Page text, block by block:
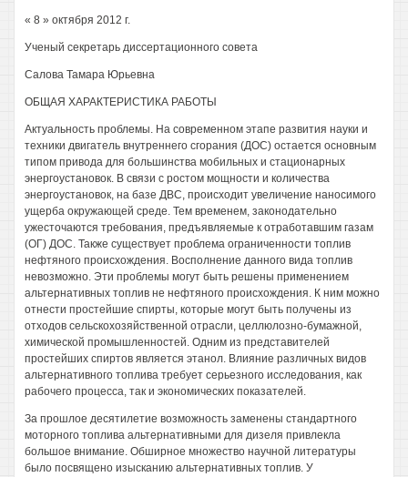
« 8 » октября 2012 г.
Ученый секретарь диссертационного совета
Салова Тамара Юрьевна
ОБЩАЯ ХАРАКТЕРИСТИКА РАБОТЫ
Актуальность проблемы. На современном этапе развития науки и
техники двигатель внутреннего сгорания (ДОС) остается основным
типом привода для большинства мобильных и стационарных
энергоустановок. В связи с ростом мощности и количества
энергоустановок, на базе ДВС, происходит увеличение наносимого
ущерба окружающей среде. Тем временем, законодательно
ужесточаются требования, предъявляемые к отработавшим газам
(ОГ) ДОС. Также существует проблема ограниченности топлив
нефтяного происхождения. Восполнение данного вида топлив
невозможно. Эти проблемы могут быть решены применением
альтернативных топлив не нефтяного происхождения. К ним можно
отнести простейшие спирты, которые могут быть получены из
отходов сельскохозяйственной отрасли, целлюлозно-бумажной,
химической промышленностей. Одним из представителей
простейших спиртов является этанол. Влияние различных видов
альтернативного топлива требует серьезного исследования, как
рабочего процесса, так и экономических показателей.
За прошлое десятилетие возможность заменены стандартного
моторного топлива альтернативными для дизеля привлекла
большое внимание. Обширное множество научной литературы
было посвящено изысканию альтернативных топлив. У